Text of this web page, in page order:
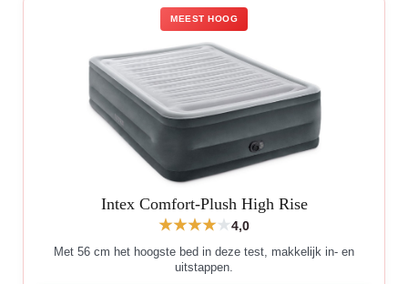
MEEST HOOG
Intex Comfort-Plush High Rise
4,0
Met 56 cm het hoogste bed in deze test, makkelijk in- en
uitstappen.